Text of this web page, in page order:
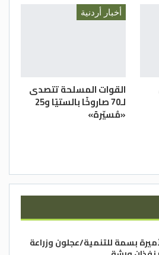
أخبار أردنية
القوات المسلحة تتصدى
لـ70 صاروخًا بالستيًا و25
«مُسيّرة»
بسمة للتنمية/عجلون وزراعة